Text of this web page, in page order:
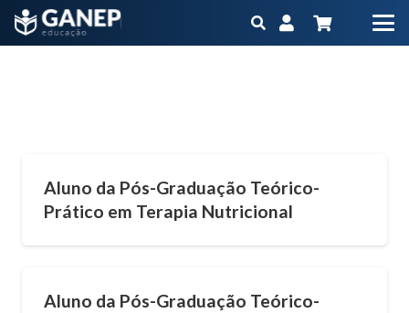
Aluno da Pós-Graduação Teórico-
Prático em Terapia Nutricional
Aluno da Pós-Graduação Teórico-